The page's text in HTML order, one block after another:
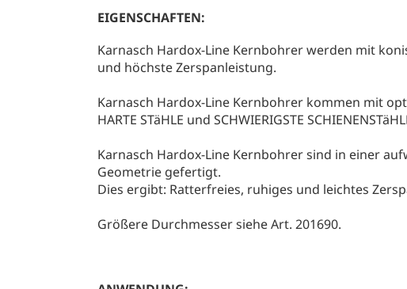
EIGENSCHAFTEN:
Karnasch Hardox-Line Kernbohrer werden mit
und höchste Zerspanleistung.
Karnasch Hardox-Line Kernbohrer kommen mit
HARTE STäHLE und SCHWIERIGSTE
Karnasch Hardox-Line Kernbohrer sind in einer
Geometrie gefertigt.
Dies ergibt: Ratterfreies, ruhiges und leichtes
Größere Durchmesser siehe Art. 201690.